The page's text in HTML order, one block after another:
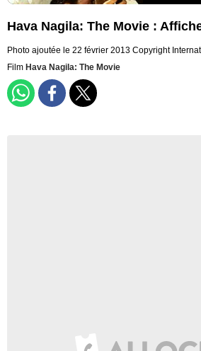
Hava Nagila: The Movie :
Photo ajoutée le 22 février 2013 Copyright
Film Hava Nagila: The Movie